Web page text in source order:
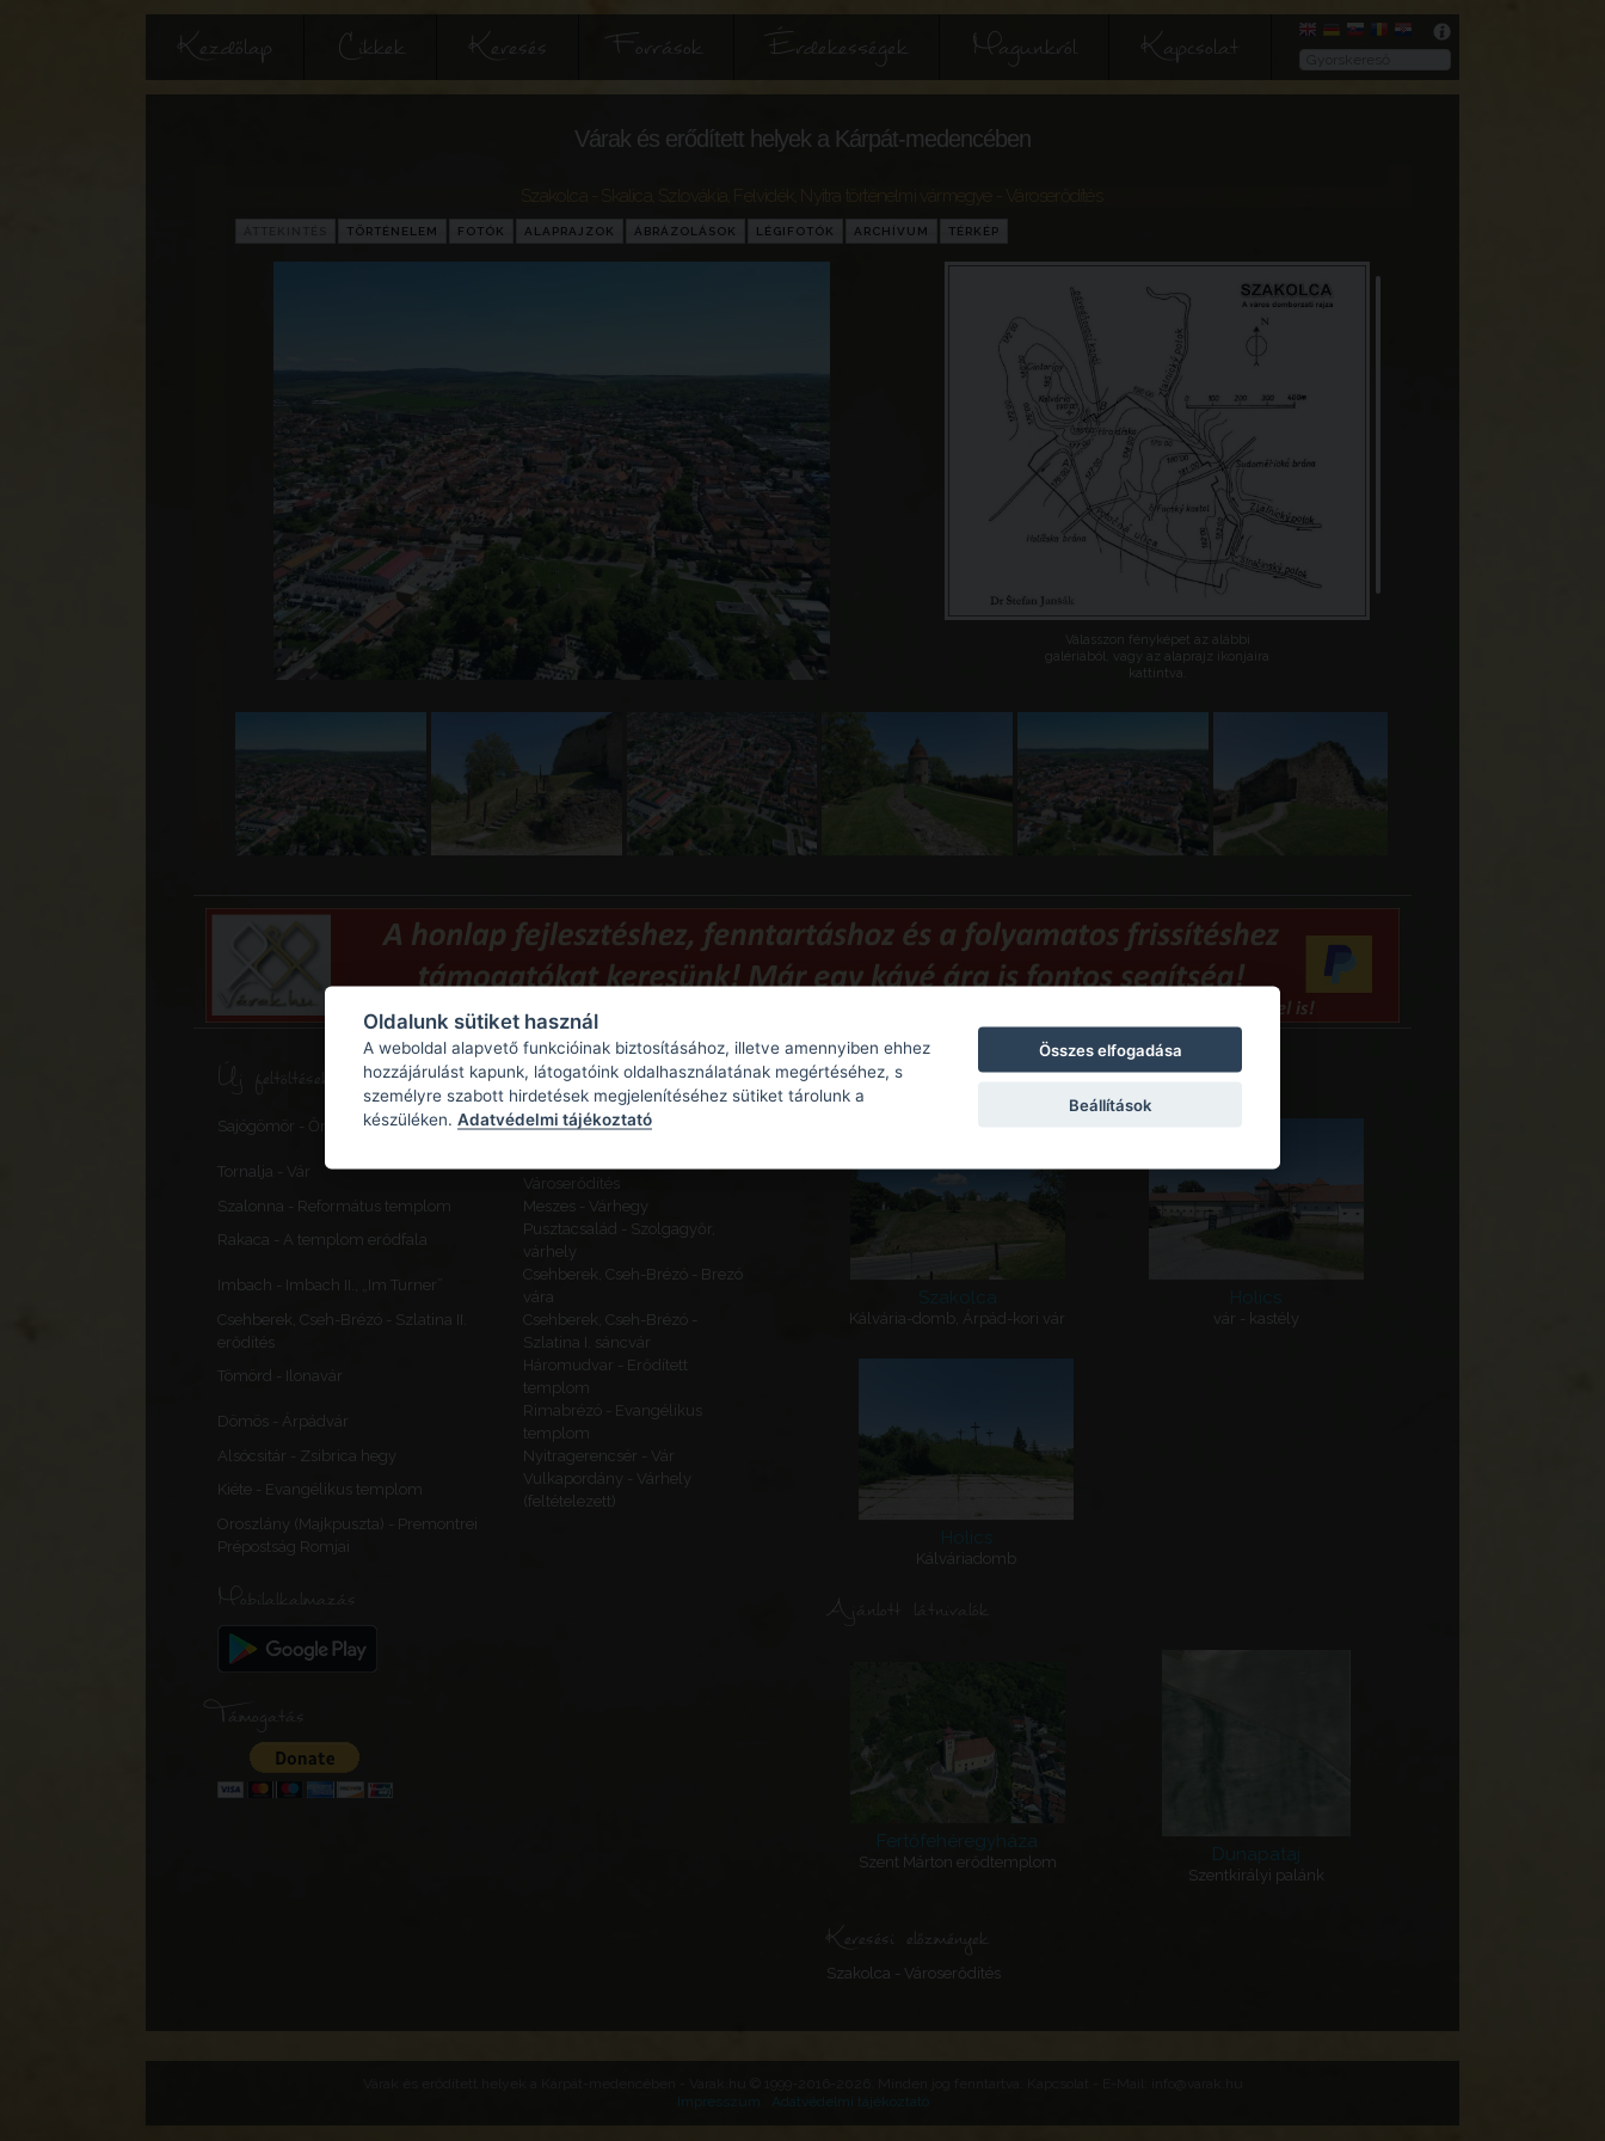
Kezdőlap Cikkek Keresés Források Érdekességek Magunkról Kapcsolat
Várak és erődített helyek a Kárpát-medencében
Szakolca - Skalica Szlovákia Nyitra történelmi vármegye - Városerődítés
TÖRTÉNELEM FOTÓK ALAPRAJZOK ÁBRÁZOLÁSOK LÉGIFOTÓK ARCHÍVUM TÉRKÉP
Válasszon fényképet az alábbi
galériából, vagy az alaprajz ikonjaira
kattintva.
Új feltöltések, frissítések
Sajógömör - Őrtorony, elővédmű
Sajógömör - Várhegy - Gömör
Tornalja - Vár
Városerődítés
Szalonna - Református templom
Meszes - Várhegy
Rakaca - A templom erődfala
Pusztacsalád - Szolgagyőr,
várhely
Imbach - Imbach II., „Im Turner”
Csehberek, Cseh-Brézó - Brezó
vára
Csehberek, Cseh-Brézó - Szlatina II.
erődítés
Csehberek, Cseh-Brézó -
Szlatina I. sáncvár
Tömörd - Ilonavár
Háromudvar - Erődített
templom
Dömös - Árpádvár
Rimabrézó - Evangélikus
templom
Alsócsitár - Zsibrica hegy
Nyitragerencsér - Vár
Kiéte - Evangélikus templom
Vulkapordány - Várhely
(feltételezett)
Oroszlány (Majkpuszta) - Premontrei
Prépostság Romjai
Mobilalkalmazás
Támogatás
Kapcsolódó látnivalók
Szakolca
Kálvária-domb, Árpád-kori vár
Holics
vár - kastély
Holics
Kálváriadomb
Ajánlott látnivalók
Fertőfehéregyháza
Szent Márton erődtemplom Dunapataj
Szentkirályi palánk
Keresési előzmények
Szakolca - Városerődítés
Impresszum
Adatvédelmi tájékoztató
Oldalunk sütiket használ
A weboldal alapvető funkcióinak biztosításához, illetve amennyiben ehhez
hozzájárulást kapunk, látogatóink oldalhasználatának megértéséhez, s
személyre szabott hirdetések megjelenítéséhez sütiket tárolunk a
készüléken. Adatvédelmi tájékoztató
Összes elfogadása
Beállítások